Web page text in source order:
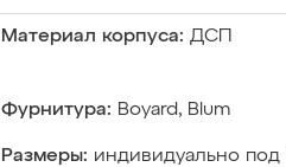
Материал корпуса: ДСП
Фурнитура: Boyard, Blum
Размеры: индивидуально под